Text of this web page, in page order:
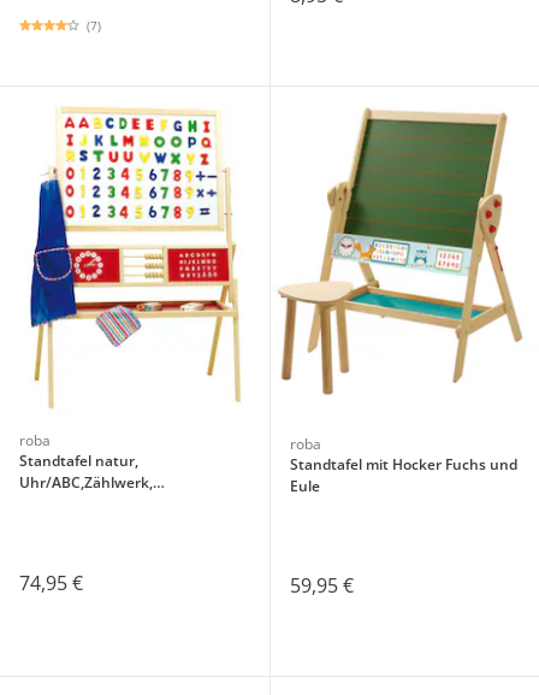
(7)
roba
Standtafel natur,
Uhr/ABC,Zählwerk,
74,95 €
roba
Standtafel mit Hocker Fuchs und
Eule
59,95 €